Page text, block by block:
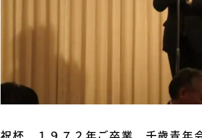
祝杯 １９７２年ご卒業 千歳青